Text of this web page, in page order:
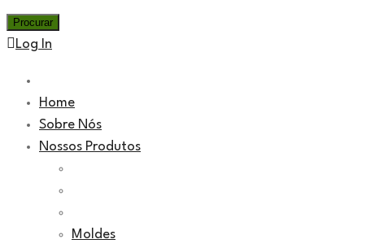
Log In
Home
Sobre Nós
Nossos Produtos
Moldes